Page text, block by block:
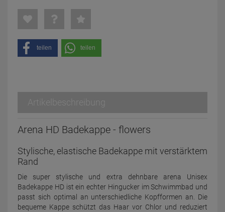
teilen teilen
Artikelbeschreibung
Arena HD Badekappe - flowers
Stylische, elastische Badekappe mit verstärktem
Rand
Die super stylische und extra dehnbare arena Unisex
Badekappe HD ist ein echter Hingucker im Schwimmbad und
passt sich optimal an unterschiedliche Kopfformen an. Die
bequeme Kappe schützt das Haar vor Chlor und reduziert